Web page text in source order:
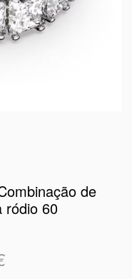
de
ródio 60